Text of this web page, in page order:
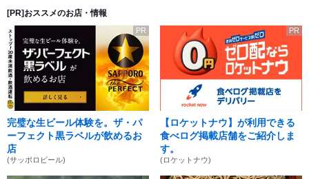
[PR]おススメのお店・情報
PR
完璧な生ビール体験を。ザ・パ
ーフェクト黒ラベルが飲めるお
店
(サッポロビール)
PR
【ロケットナウ】が利用できる
食べログ掲載店舗をご紹介しま
す。
(ロケットナウ)